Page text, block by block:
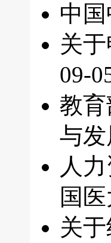
中
关
09-
教
与
人
国
关